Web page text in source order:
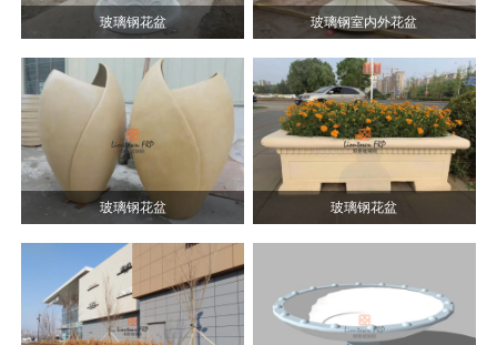
玻璃钢花盆 玻璃钢室内外花盆
玻璃钢花盆 玻璃钢花盆